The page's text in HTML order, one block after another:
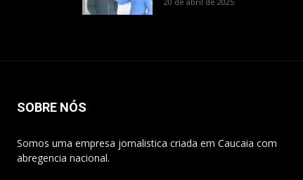
SOBRE NÓS
Somos uma empresa jornalistica criada em Caucaia com
abregencia nacional.